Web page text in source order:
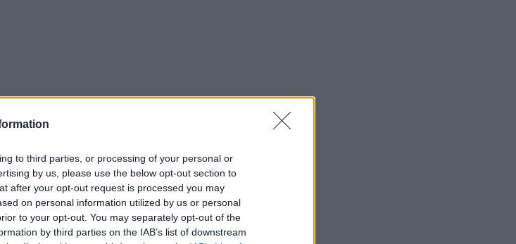
to third parties, or processing of your personal or
by us, please use the below opt-out section to
after your opt-out request is processed you may
on personal information utilized by us or personal
to your opt-out. You may separately opt-out of the
by third parties on the IAB’s list of downstream